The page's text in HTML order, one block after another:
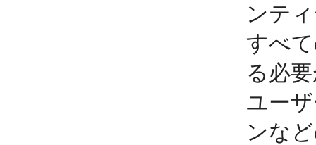
ンテ
すべ
る必
ユー
ンな